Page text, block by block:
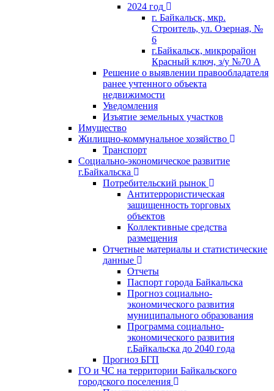
2024 год
г. Байкальск, мкр.
Строитель, ул. Озерная, №
6
г.Байкальск, микрорайон
Красный ключ, з/у №70 А
Решение о выявлении правообладателя
ранее учтенного объекта
недвижимости
Уведомления
Изъятие земельных участков
Имущество
Жилищно-коммунальное хозяйство
Транспорт
Социально-экономическое развитие
г.Байкальска
Потребительский рынок
Антитеррористическая
защищенность торговых
объектов
Коллективные средства
размещения
Отчетные материалы и статистические
данные
Отчеты
Паспорт города Байкальска
Прогноз социально-
экономического развития
муниципального образования
Программа социально-
экономического развития
г.Байкальска до 2040 года
Прогноз БГП
ГО и ЧС на территории Байкальского
городского поселения